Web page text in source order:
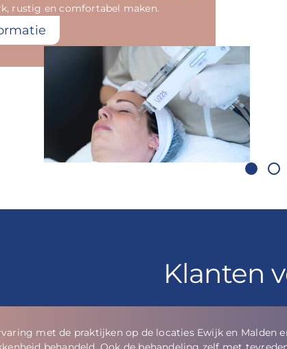
rustig en comfortabel maken.
Klanten
wordt vriendelijk en professioneel geholpen. Er wordt